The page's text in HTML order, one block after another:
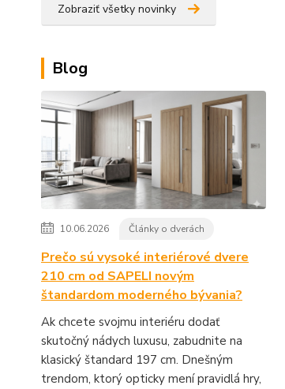
Zobraziť všetky novinky
Blog
10.06.2026 Články o dverách
Prečo sú vysoké interiérové dvere
210 cm od SAPELI novým
štandardom moderného bývania?
Ak chcete svojmu interiéru dodať
skutočný nádych luxusu, zabudnite na
klasický štandard 197 cm. Dnešným
trendom, ktorý opticky mení pravidlá hry,